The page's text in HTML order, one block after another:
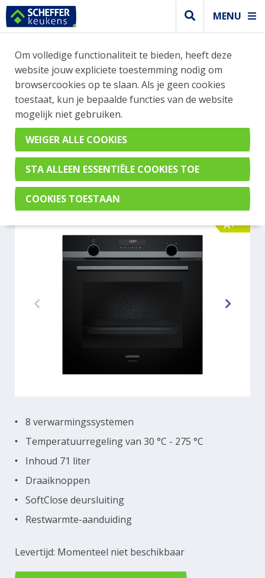
MENU
WEBSHOP BESTELLINGEN
Je kan tijdelijk geen bestelling plaatsen. Wil je je
vast oriënteren? Vergelijk eenvoudig apparaten
en merken met elkaar. Klik hier voor meer
informatie.
Oven
SIEMENS HB478G5B7
A+
Levertijd: Momenteel niet beschikbaar
8 verwarmingssystemen
Temperatuurregeling van 30 °C - 275 °C
Inhoud 71 liter
Draaiknoppen
SoftClose deursluiting
Restwarmte-aanduiding
Om volledige functionaliteit te bieden, heeft deze
website jouw expliciete toestemming nodig om
browsercookies op te slaan. Als je geen cookies
toestaat, kun je bepaalde functies van de website
mogelijk niet gebruiken.